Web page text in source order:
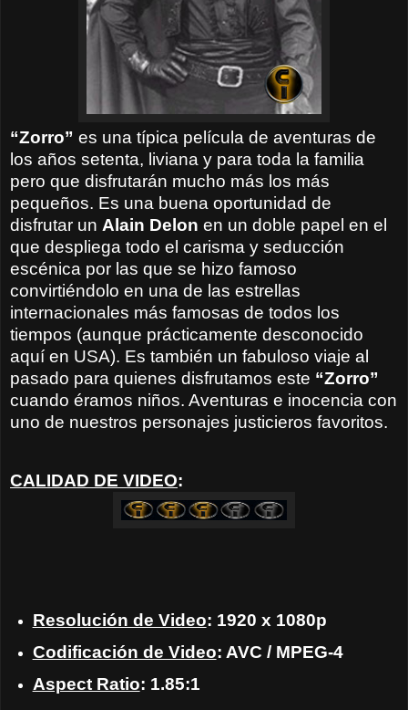
“Zorro” es una típica película de aventuras de
los años setenta, liviana y para toda la familia
pero que disfrutarán mucho más los más
pequeños. Es una buena oportunidad de
disfrutar un Alain Delon en un doble papel en el
que despliega todo el carisma y seducción
escénica por las que se hizo famoso
convirtiéndolo en una de las estrellas
internacionales más famosas de todos los
tiempos (aunque prácticamente desconocido
aquí en USA). Es también un fabuloso viaje al
pasado para quienes disfrutamos este “Zorro”
cuando éramos niños. Aventuras e inocencia con
uno de nuestros personajes justicieros favoritos.
CALIDAD DE VIDEO:
Resolución de Video: 1920 x 1080p
Codificación de Video: AVC / MPEG-4
Aspect Ratio: 1.85:1